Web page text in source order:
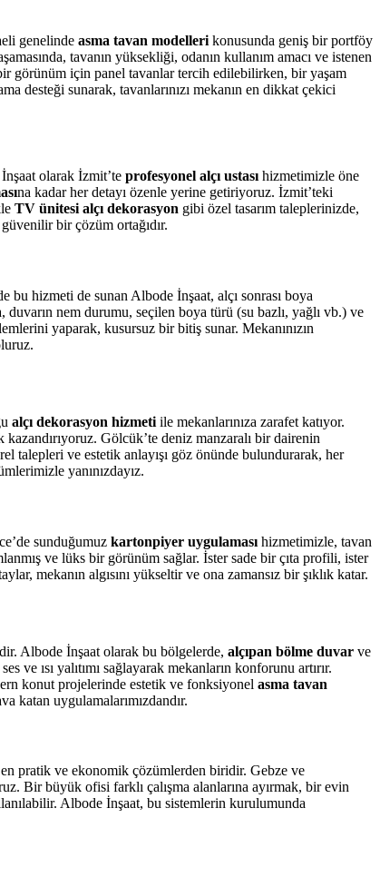
genelinde asma tavan modelleri konusunda geniş bir portföy
tavanın yüksekliği, odanın kullanım amacı ve istenen
görünüm için panel tavanlar tercih edilebilirken, bir yaşam
desteği sunarak, tavanlarınızı mekanın en dikkat çekici
olarak İzmit’te profesyonel alçı ustası hizmetimizle öne
na kadar her detayı özenle yerine getiriyoruz. İzmit’teki
TV ünitesi alçı dekorasyon gibi özel tasarım taleplerinizde,
bir çözüm ortağıdır.
bu hizmeti de sunan Albode İnşaat, alçı sonrası boya
duvarın nem durumu, seçilen boya türü (su bazlı, yağlı vb.) ve
yaparak, kusursuz bir bitiş sunar. Mekanınızın
alçı dekorasyon hizmeti ile mekanlarınıza zarafet katıyor.
Gölcük’te deniz manzaralı bir dairenin
talepleri ve estetik anlayışı göz önünde bulundurarak, her
yanınızdayız.
sunduğumuz kartonpiyer uygulaması hizmetimizle, tavan
ve lüks bir görünüm sağlar. İster sade bir çıta profili, ister
mekanın algısını yükseltir ve ona zamansız bir şıklık katar.
Albode İnşaat olarak bu bölgelerde, alçıpan bölme duvar ve
ve ısı yalıtımı sağlayarak mekanların konforunu artırır.
konut projelerinde estetik ve fonksiyonel asma tavan
katan uygulamalarımızdandır.
pratik ve ekonomik çözümlerden biridir. Gebze ve
Bir büyük ofisi farklı çalışma alanlarına ayırmak, bir evin
Albode İnşaat, bu sistemlerin kurulumunda